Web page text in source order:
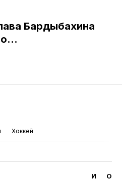
Бардыбахина
Хоккей
И О